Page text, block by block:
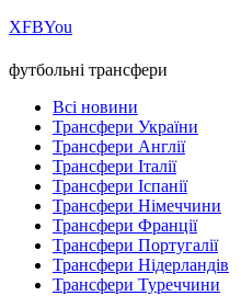
ХFBYou
футбольні трансфери
Всі новини
Трансфери України
Трансфери Англії
Трансфери Італії
Трансфери Іспанії
Трансфери Німеччини
Трансфери Франції
Трансфери Португалії
Трансфери Нідерландів
Трансфери Туреччини